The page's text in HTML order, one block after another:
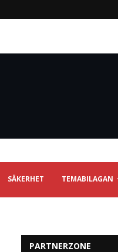
SÄKERHET TEMABILAGAN
PARTNERZONE